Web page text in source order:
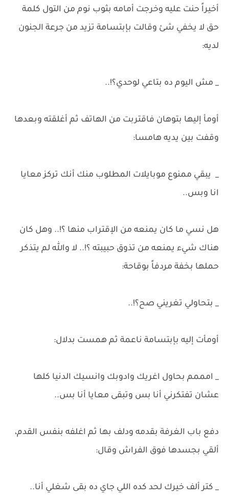
أخيراً حنت عليه وخرجت أمامه بثوب نوم من التول كلمة
حق لا يخفي شئ وقالت بإبتسامة تزيد من جرعة الجنون
لديه:
_ مش اليوم ده بتاعي لوحدي؟!..
أومأ إليها بتوهان فاقتربت من الهاتف ثم أغلقته وبعدها
وقفت بين يديه هامسا:
_ يبقي ممنوع موبايلات المطلوب منك أنك تركز معايا
انا وبس..
هل نسي ما كان يمنعه من الإقتراب منها ؟!.. وهل كان
هناك شيء يمنعه من تذوق حبيبته ؟!.. لا والله لم يتذكر
حملها بخفة مردفاً بوقاحة:
_ بتحاولي تغريني صح؟!..
أومأت إليه بإبتسامة ناعمة ثم همست بدلال:
_ امممم بحاول اغريك وادوبك وانسيك الدنيا كلها
عشان تفتكرني أنا بس وتبقى معايا أنا بس..
دفع باب الغرفة بقدمه ودلف بها ثم اغلفه بنفس القدم،
ألقي بجسدها فوق الفراش وقال:
_ كتر ألف خيرك لحد كده اللي جاي ده بقى شغلي أنا..